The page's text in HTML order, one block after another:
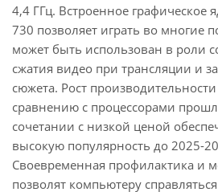
4,4 ГГц. Встроенное графическое
730 позволяет играть во многие
может быть использован в роли
сжатия видео при трансляции и
сюжета. Рост
сравнению с процессорами
сочетании с низкой ценой
высокую популярность до 2025-
Своевременная профилактика и
позволят компьютеру